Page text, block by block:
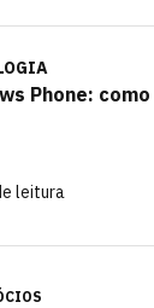
Phone:
leitura